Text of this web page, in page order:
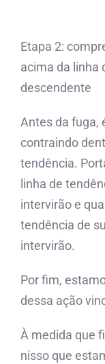
Etapa 2:
acima da linha
descendente
Antes da fuga,
contraindo
tendência.
linha de
intervirão e
tendência de
intervirão.
Por fim,
dessa ação
À medida que
nisso que